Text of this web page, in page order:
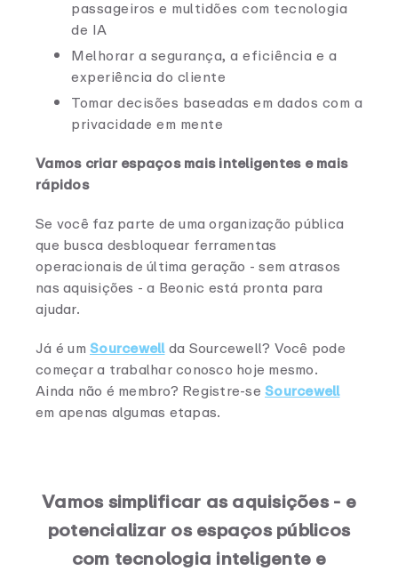
passageiros e multidões com tecnologia
de IA
Melhorar a segurança, a eficiência e a
experiência do cliente
Tomar decisões baseadas em dados com a
privacidade em mente
Vamos criar espaços mais inteligentes e mais
rápidos
Se você faz parte de uma organização pública
que busca desbloquear ferramentas
operacionais de última geração - sem atrasos
nas aquisições - a Beonic está pronta para
ajudar.
Já é um Sourcewellda Sourcewell? Você pode
começar a trabalhar conosco hoje mesmo.
Ainda não é membro? Registre-se Sourcewell
em apenas algumas etapas.
Vamos simplificar as aquisições - e
potencializar os espaços públicos
com tecnologia inteligente e